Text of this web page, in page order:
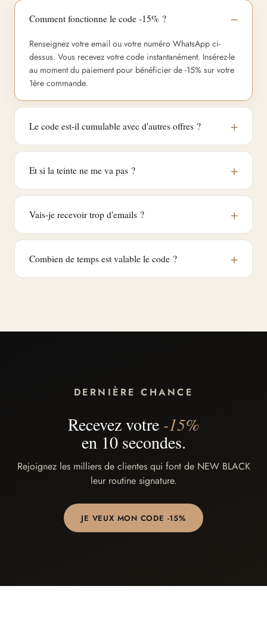
Comment fonctionne le code -15% ?
Renseignez votre email ou votre numéro WhatsApp ci-
dessus. Vous recevez votre code instantanément. Insérez-le
au moment du paiement pour bénéficier de -15% sur votre
1ère commande.
Le code est-il cumulable avec d'autres offres ?
Et si la teinte ne me va pas ?
Vais-je recevoir trop d'emails ?
Combien de temps est valable le code ?
DERNIÈRE CHANCE
Recevez votre -15%
en 10 secondes.
Rejoignez les milliers de clientes qui font de NEW BLACK
leur routine signature.
JE VEUX MON CODE -15%